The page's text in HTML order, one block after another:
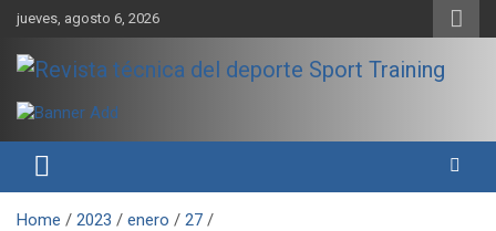
Skip
content
jueves, agosto 6, 2026
Revista técnica del deporte
Sport Training
rendimiento, nutrición y entrenamiento.
Home 2023 enero
27